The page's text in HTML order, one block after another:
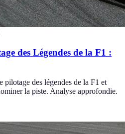
des Légendes de la F1 :
pilotage des légendes de la F1 et
la piste. Analyse approfondie.